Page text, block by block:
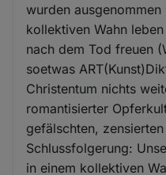
wurden
kollektiven Wahn
nach dem Tod freuen
soetwas
Christentum nichts
romantisierter
gefälschten,
Schlussfolgerung:
in einem kollektiven